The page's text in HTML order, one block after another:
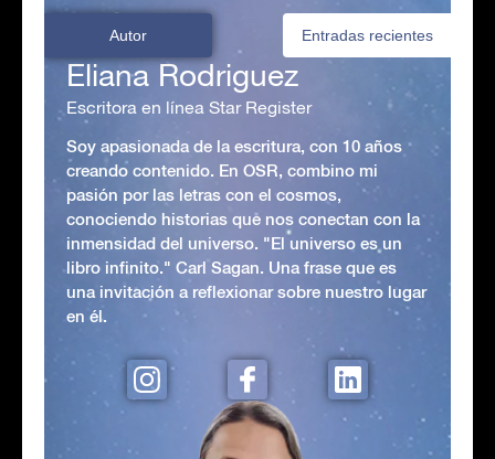
Autor Entradas recientes
Eliana Rodriguez
Escritora en línea Star Register
Soy apasionada de la escritura, con 10 años
creando contenido. En OSR, combino mi
pasión por las letras con el cosmos,
conociendo historias que nos conectan con la
inmensidad del universo. "El universo es un
libro infinito." Carl Sagan. Una frase que es
una invitación a reflexionar sobre nuestro lugar
en él.